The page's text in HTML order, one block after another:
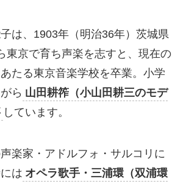
は、1903年（明治36年）茨城県
東京で育ち声楽を志すと、現在の
たる東京音楽学校を卒業。小学
ら 山田耕筰（小山田耕三のモデ
しています。
楽家・アドルフォ・サルコリに
は オペラ歌手・三浦環（双浦環